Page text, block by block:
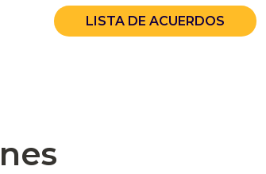
LISTA DE ACUERDOS